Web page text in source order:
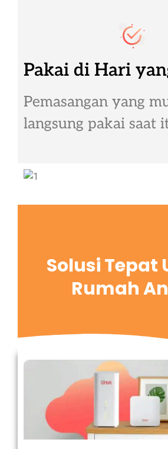
Pakai di Hari
Pemasangan yang
langsung pakai saat
Solusi Tepat
Rumah